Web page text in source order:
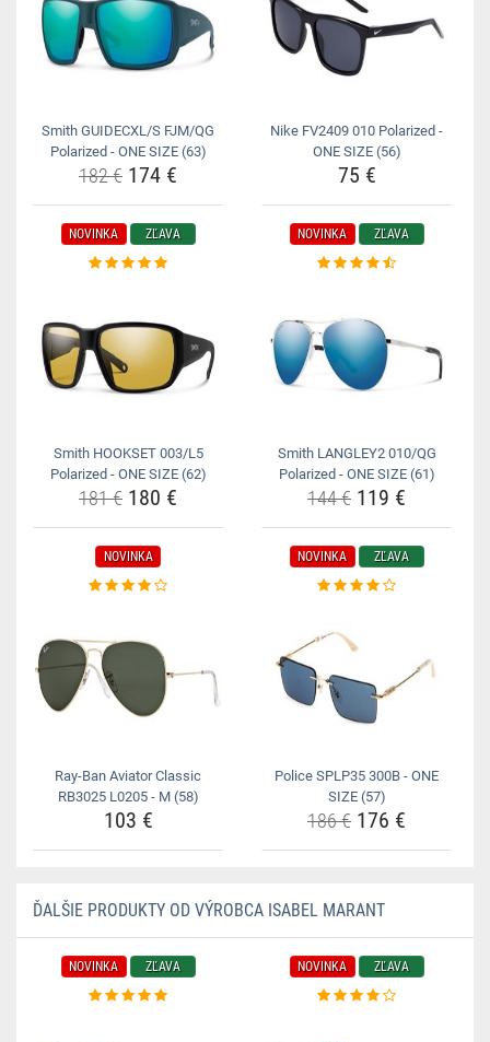
Smith GUIDECXL/S FJM/QG
Polarized - ONE SIZE (63)
182 € 174 €
Nike FV2409 010 Polarized -
ONE SIZE (56)
75 €
NOVINKA ZĽAVA
Smith HOOKSET 003/L5
Polarized - ONE SIZE (62)
181 € 180 €
NOVINKA ZĽAVA
Smith LANGLEY2 010/QG
Polarized - ONE SIZE (61)
144 € 119 €
NOVINKA
Ray-Ban Aviator Classic
RB3025 L0205 - M (58)
103 €
NOVINKA ZĽAVA
Police SPLP35 300B - ONE
SIZE (57)
186 € 176 €
ĎALŠIE PRODUKTY OD VÝROBCA ISABEL MARANT
NOVINKA ZĽAVA NOVINKA ZĽAVA